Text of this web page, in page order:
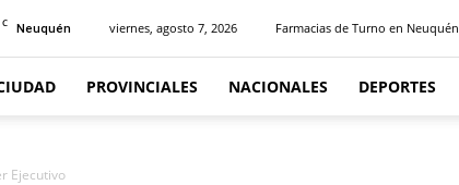
C Neuquén viernes, agosto 7, 2026 Farmacias de Turno en Neuquén
PROVINCIALES NACIONALES DEPORTES
Ejecutivo